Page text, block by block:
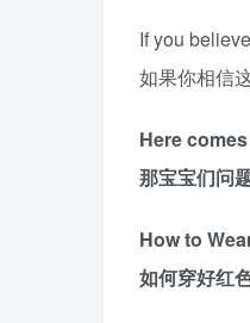
If you
如果你相信
Here
那宝宝们问
How to
如何穿好红